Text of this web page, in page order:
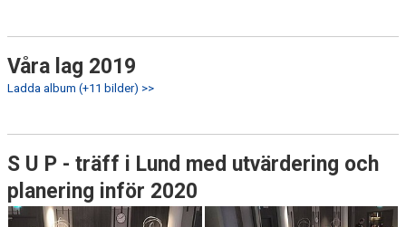
Våra lag 2019
Ladda album (+11 bilder) >>
S U P - träff i Lund med utvärdering och
planering inför 2020